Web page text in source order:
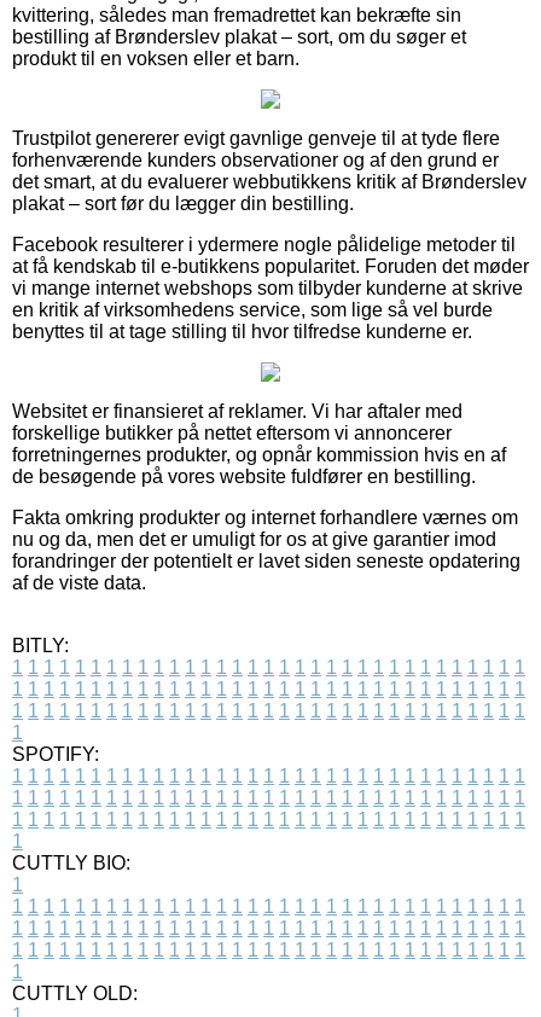
kvittering, således man fremadrettet kan bekræfte sin
bestilling af Brønderslev plakat – sort, om du søger et
produkt til en voksen eller et barn.
Trustpilot genererer evigt gavnlige genveje til at tyde flere
forhenværende kunders observationer og af den grund er
det smart, at du evaluerer webbutikkens kritik af Brønderslev
plakat – sort før du lægger din bestilling.
Facebook resulterer i ydermere nogle pålidelige metoder til
at få kendskab til e-butikkens popularitet. Foruden det møder
vi mange internet webshops som tilbyder kunderne at skrive
en kritik af virksomhedens service, som lige så vel burde
benyttes til at tage stilling til hvor tilfredse kunderne er.
Websitet er finansieret af reklamer. Vi har aftaler med
forskellige butikker på nettet eftersom vi annoncerer
forretningernes produkter, og opnår kommission hvis en af
de besøgende på vores website fuldfører en bestilling.
Fakta omkring produkter og internet forhandlere værnes om
nu og da, men det er umuligt for os at give garantier imod
forandringer der potentielt er lavet siden seneste opdatering
af de viste data.
BITLY:
1 1 1 1 1 1 1 1 1 1 1 1 1 1 1 1 1 1 1 1 1 1 1 1 1 1 1 1 1 1 1 1 1
1 1 1 1 1 1 1 1 1 1 1 1 1 1 1 1 1 1 1 1 1 1 1 1 1 1 1 1 1 1 1 1 1
1 1 1 1 1 1 1 1 1 1 1 1 1 1 1 1 1 1 1 1 1 1 1 1 1 1 1 1 1 1 1 1 1
1
SPOTIFY:
1 1 1 1 1 1 1 1 1 1 1 1 1 1 1 1 1 1 1 1 1 1 1 1 1 1 1 1 1 1 1 1 1
1 1 1 1 1 1 1 1 1 1 1 1 1 1 1 1 1 1 1 1 1 1 1 1 1 1 1 1 1 1 1 1 1
1 1 1 1 1 1 1 1 1 1 1 1 1 1 1 1 1 1 1 1 1 1 1 1 1 1 1 1 1 1 1 1 1
1
CUTTLY BIO:
1
1 1 1 1 1 1 1 1 1 1 1 1 1 1 1 1 1 1 1 1 1 1 1 1 1 1 1 1 1 1 1 1 1
1 1 1 1 1 1 1 1 1 1 1 1 1 1 1 1 1 1 1 1 1 1 1 1 1 1 1 1 1 1 1 1 1
1 1 1 1 1 1 1 1 1 1 1 1 1 1 1 1 1 1 1 1 1 1 1 1 1 1 1 1 1 1 1 1 1
1
CUTTLY OLD: